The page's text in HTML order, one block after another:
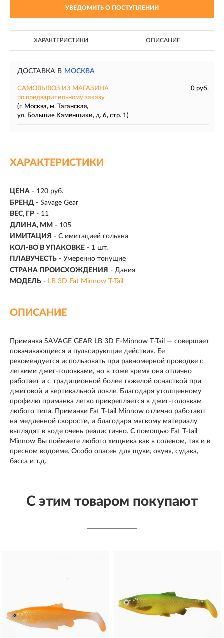
УВЕДОМИТЬ О ПОСТУПЛЕНИИ
ХАРАКТЕРИСТИКИ ОПИСАНИЕ
ДОСТАВКА В МОСКВА
САМОВЫВОЗ ИЗ МАГАЗИНА
0 руб.
по предварительному заказу
(г. Москва, м. Таганская,
ул. Большие Каменщики, д. 6, стр. 1)
ХАРАКТЕРИСТИКИ
ЦЕНА - 120 руб.
БРЕНД - Savage Gear
ВЕС, ГР - 11
ДЛИНА, ММ - 105
ИМИТАЦИЯ - С имитацией гольяна
КОЛ-ВО В УПАКОВКЕ - 1 шт.
ПЛАВУЧЕСТЬ - Умеренно тонущие
СТРАНА ПРОИСХОЖДЕНИЯ - Дания
МОДЕЛЬ - LB 3D Fat Minnow T-Tail
ОПИСАНИЕ
Приманка SAVAGE GEAR LB 3D F-Minnow T-Tail — совершает
покачивающиеся и пульсирующие действия. Ее
рекомендуется использовать при равномерной проводке с
легкими джиг-головками, но в тоже время она отлично
работает и с традиционной более тяжелой оснасткой при
джиговой и вертикальной ловле. Благодаря утолщенному
профилю приманка легко прикрепляется к джиг-головкам
любого типа. Приманки Fat T-tail Minnow отлично работают
на медленной скорости, и благодаря мягкому материалу
выглядят в воде очень реалистично. С помощью Fat T-tail
Minnow Вы поймаете любого хищника как в соленом, так и в
пресном водоеме. Особо опасен для щуки, окуня, судака,
басса и т.д.
С этим товаром покупают